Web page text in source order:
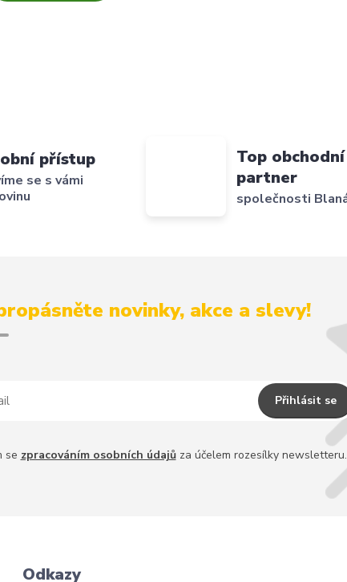
přístup
se s vámi
Top obchodní
partner
společnosti
novinky, akce a slevy!
Přihlásit se
se zpracováním osobních údajůza účelem rozesílky newsletteru.
Odkazy